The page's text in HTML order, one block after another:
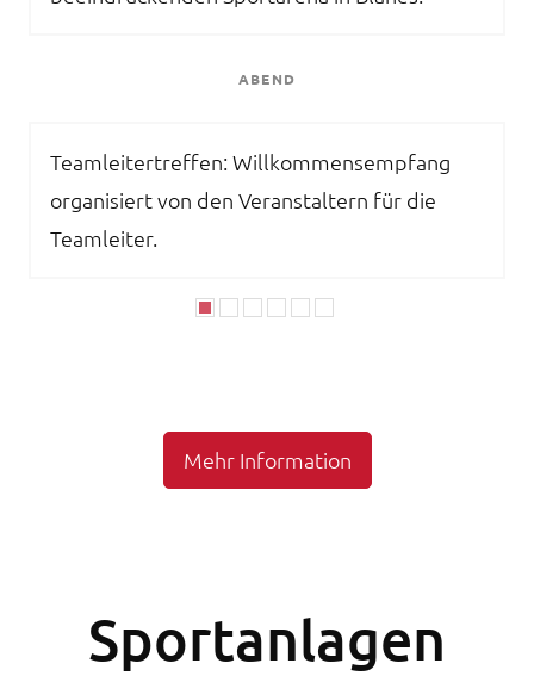
ABEND
Teamleitertreffen: Willkommensempfang
organisiert von den Veranstaltern für die
Teamleiter.
Mehr Information
Sportanlagen